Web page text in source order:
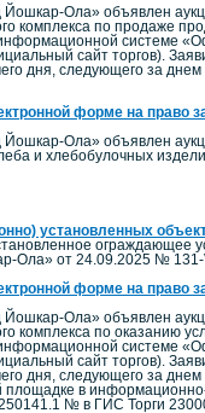
Йошкар-Ола» объявлен
комплекса по продаже
системе
сайт торгов).
дня, следующего за
форме на право
Йошкар-Ола» объявлен
и хлебобулочных
установленных
ограждающее
Ола» от 24.09.2025 №
форме на право
Йошкар-Ола» объявлен
комплекса по оказанию
системе
сайт торгов).
дня, следующего за
площадке в
№ в ГИС Торги